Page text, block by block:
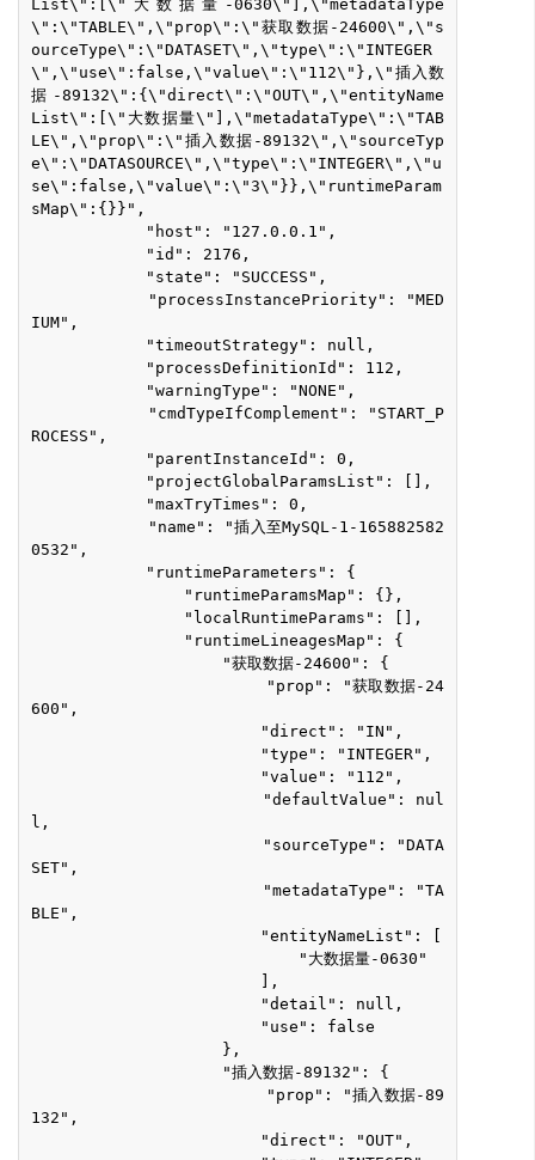
List\":[\"大数据量-0630\"],\"metadataType
\":\"TABLE\",\"prop\":\"获取数据-24600\",\"s
ourceType\":\"DATASET\",\"type\":\"INTEGER
\",\"use\":false,\"value\":\"112\"},\"插入数
据-89132\":{\"direct\":\"OUT\",\"entityName
List\":[\"大数据量\"],\"metadataType\":\"TAB
LE\",\"prop\":\"插入数据-89132\",\"sourceTyp
e\":\"DATASOURCE\",\"type\":\"INTEGER\",\"u
se\":false,\"value\":\"3\"}},\"runtimeParam
sMap\":{}}",
"host": "127.0.0.1",
"id": 2176,
"state": "SUCCESS",
IUM",
"timeoutStrategy": null,
"processDefinitionId": 112,
"warningType": "NONE",
ROCESS",
"parentInstanceId": 0,
"projectGlobalParamsList": [],
"maxTryTimes": 0,
0532",
"runtimeParameters": {
"runtimeParamsMap": {},
"localRuntimeParams": [],
"runtimeLineagesMap": {
"获取数据-24600": {
600",
"direct": "IN",
"type": "INTEGER",
"value": "112",
l,
SET",
BLE",
"entityNameList": [
"大数据量-0630"
],
"detail": null,
"use": false
},
"插入数据-89132": {
132",
"direct": "OUT",